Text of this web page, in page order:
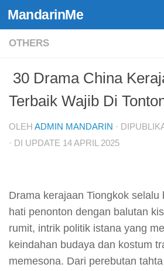
Skip to content
MandarinMe
OTHERS
30 Drama China
Terbaik Wajib Di
OLEH ADMIN MANDARIN ·
· DI UPDATE 14 APRIL 2025
Drama kerajaan Tiongkok selalu
hati penonton dengan balutan
rumit, intrik politik istana yang
keindahan budaya dan kostum
memesona. Dari perebutan